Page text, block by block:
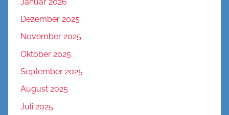
Dezember 2025
November 2025
Oktober 2025
September 2025
August 2025
Juli 2025